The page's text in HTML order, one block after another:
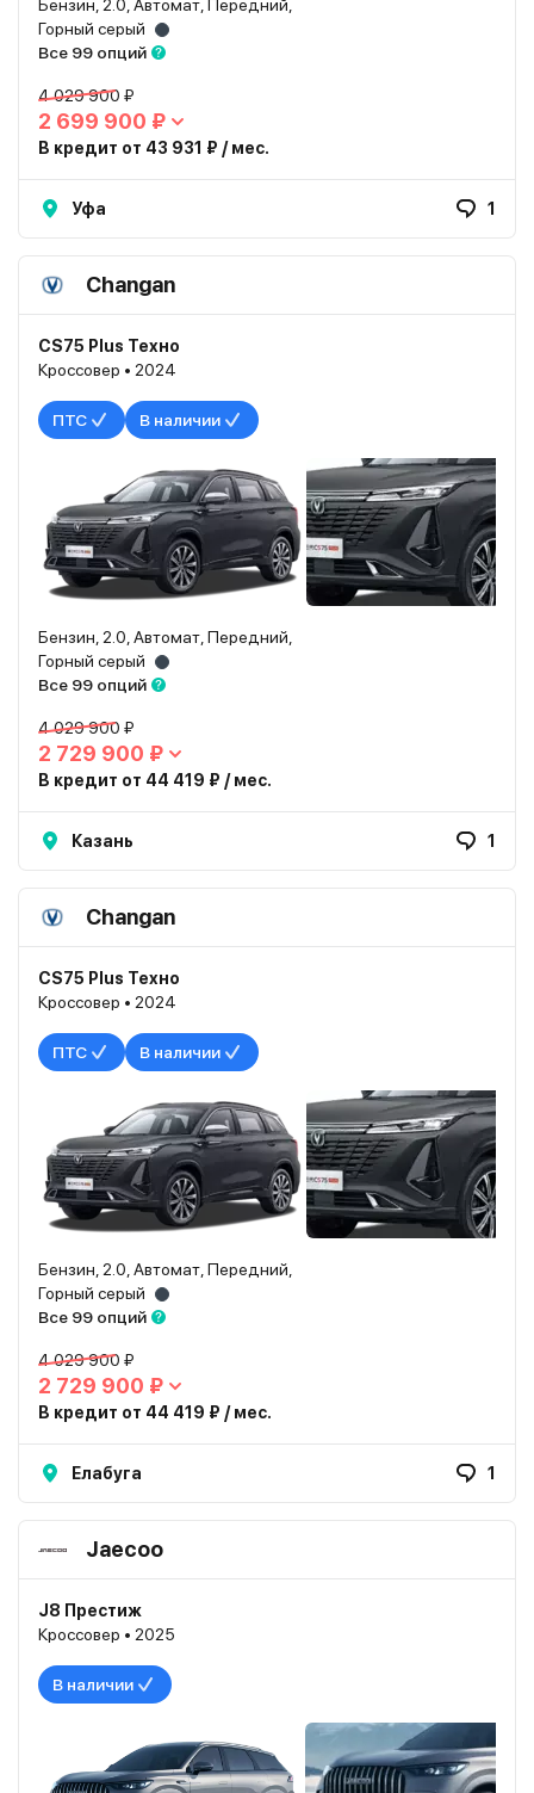
Бензин, 2.0, Автомат, Передний,
Горный серый
Все 99 опций
4 029 900 ₽
2 699 900 ₽
В кредит от 43 931 ₽ / мес.
Уфа 1
Changan
CS75 Plus Техно
Кроссовер • 2024
ПТС В наличии
Бензин, 2.0, Автомат, Передний,
Горный серый
Все 99 опций
4 029 900 ₽
2 729 900 ₽
В кредит от 44 419 ₽ / мес.
Казань 1
Changan
CS75 Plus Техно
Кроссовер • 2024
ПТС В наличии
Бензин, 2.0, Автомат, Передний,
Горный серый
Все 99 опций
4 029 900 ₽
2 729 900 ₽
В кредит от 44 419 ₽ / мес.
Елабуга 1
Jaecoo
J8 Престиж
Кроссовер • 2025
В наличии